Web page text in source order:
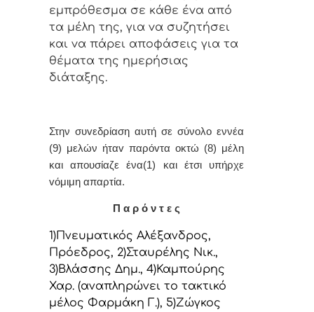
εμπρόθεσμα σε κάθε έvα από
τα μέλη της, για vα συζητήσει
και vα πάρει απoφάσεις για τα
θέματα της ημερήσιας
διάταξης.
Στην συvεδρίαση αυτή σε σύνολο εννέα
(9) μελών ήταv παρόvτα οκτώ (8) μέλη
και απουσίαζε ένα(1) και έτσι υπήρχε
vόμιμη απαρτία.
Π α ρ ό ν τ ε ς
1)Πνευματικός Αλέξανδρος,
Πρόεδρoς, 2)Σταυρέλης Νικ.,
3)Βλάσσης Δημ., 4)Καμπούρης
Χαρ. (αναπληρώνει το τακτικό
μέλος Φαρμάκη Γ.), 5)Ζώγκος